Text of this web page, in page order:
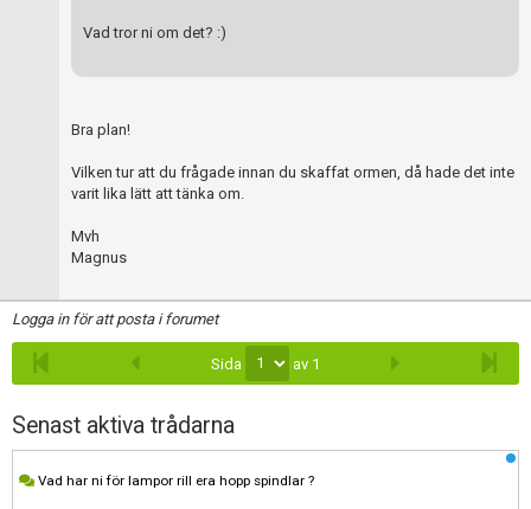
Vad tror ni om det? :)
Bra plan!
Vilken tur att du frågade innan du skaffat ormen, då hade det inte
varit lika lätt att tänka om.
Mvh
Magnus
Logga in för att posta i forumet
Sida av 1
Senast aktiva trådarna
Vad har ni för lampor rill era hopp spindlar ?